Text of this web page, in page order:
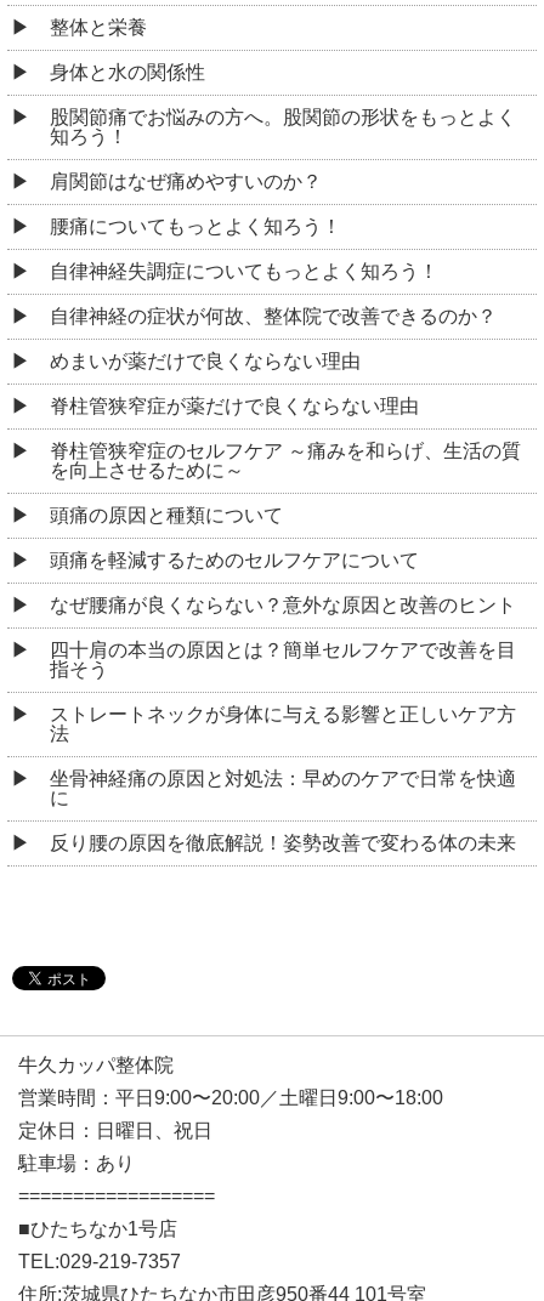
整体と栄養
身体と水の関係性
股関節痛でお悩みの方へ。股関節の形状をもっとよく
知ろう！
肩関節はなぜ痛めやすいのか？
腰痛についてもっとよく知ろう！
自律神経失調症についてもっとよく知ろう！
自律神経の症状が何故、整体院で改善できるのか？
めまいが薬だけで良くならない理由
脊柱管狭窄症が薬だけで良くならない理由
脊柱管狭窄症のセルフケア ～痛みを和らげ、生活の質
を向上させるために～
頭痛の原因と種類について
頭痛を軽減するためのセルフケアについて
なぜ腰痛が良くならない？意外な原因と改善のヒント
四十肩の本当の原因とは？簡単セルフケアで改善を目
指そう
ストレートネックが身体に与える影響と正しいケア方
法
坐骨神経痛の原因と対処法：早めのケアで日常を快適
に
反り腰の原因を徹底解説！姿勢改善で変わる体の未来
牛久カッパ整体院
営業時間：平日9:00〜20:00／土曜日9:00〜18:00
定休日：日曜日、祝日
駐車場：あり
==================
■ひたちなか1号店
TEL:029-219-7357
住所:茨城県ひたちなか市田彦950番44 101号室